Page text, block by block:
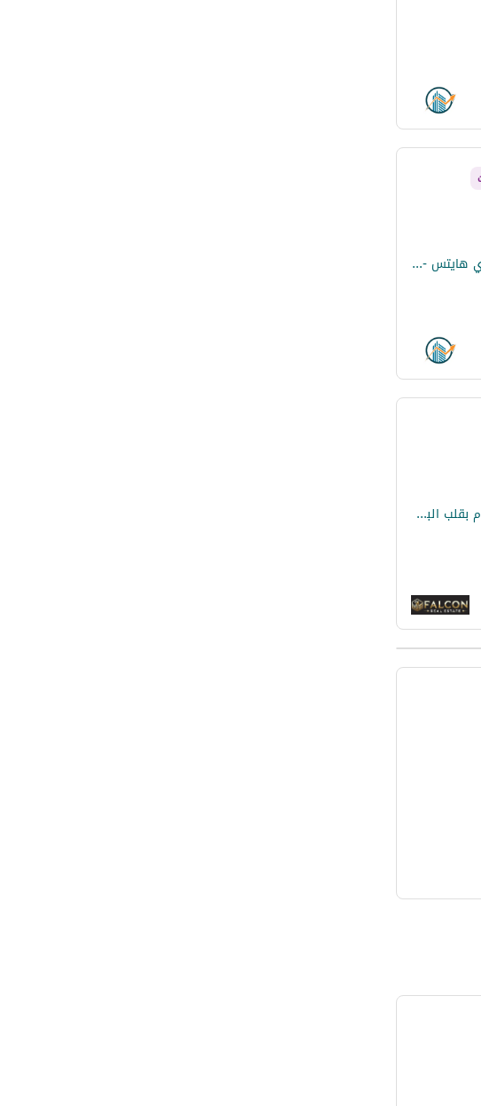
شقة غرفة واحدة (80 متر) بحديقة خاصة في مكادي هايتس - مقدم 10% وتقسيط 7 سنوات
شاليه كورنر بحري بخطوات للبحر مع مكادي اوراسكوم بقلب البحر الاحمر قسط makadi - red sea